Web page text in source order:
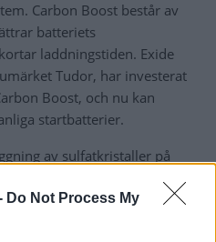
Do Not Process My
Carbon Boost består av
batteriets
laddningstiden. Exide
Tudor, har investerat
Boost, och nu kan
startbatterier.
av sulfatkristaller på
Detta isolerande lager
en stor del av energin
på plattorna. Exide